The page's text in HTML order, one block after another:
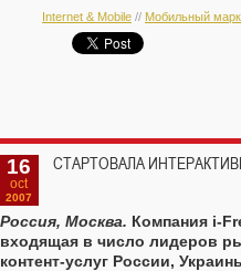
Internet & Mobile // Мобильный
16
oct
2007
СТАРТОВАЛА
Россия, Москва. Компания i-
входящая в число лидеров
контент-услуг России,